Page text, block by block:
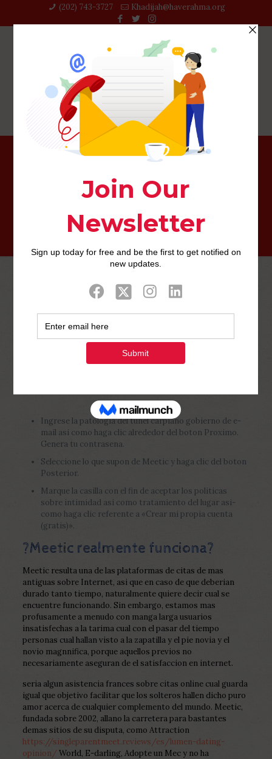
(202) 743-3727‬ Khadijah@haverahma.org
Liberar Meetic – Amor y Citas con el fin de Android
0 Published by
2023
Ingrese la patologi­a del tunel carpiano gobierno de e-
mail asi­ como haga clic alrededor del boton Proximo.
Genera tu contrasena.
Seleccione lo que supon de Meetic y haga clic del boton
Posterior.
Marque la casilla con el fin de aceptar los politicas
sobre intimidad asi­ como tratamiento del lugar asi­
como haga clic referente a «Crear mi propia cuenta
(gratis)».
?Meetic realmente funciona?
Meetic resulta una de las plataformas de citas de mas
antiguas sobre Internet, asi que en caso de que deberian
durado tanto tiempo, naturalmente quiere decir cual se
encuentre funcionando. Sin embargo, estamos mas
profusamente a menudo con manga larga usuarios
insatisfechas a la tarima cual con el pasar del tiempo
personas cual hallan visto a la zapatilla y el pie novia y el
novio magnnifica, porque aquellos previos no
necesariamente aseguran de el satisfaccion en internet.
seri­a algun asistencia frances sobre citas online cual guarda
igual que objetivo facilitar que los solteros hallen dicho puro
amor acerca de cualquier complemento del mundo. Meetic,
fundada sobre 2002, allano la carretera para bastantes
demas sitios de su disputa, como Attraction
https://singleparentmeet.reviews/es/lumen-dating-
opinion/ World, E-darling, Adopte un Mec y no ha